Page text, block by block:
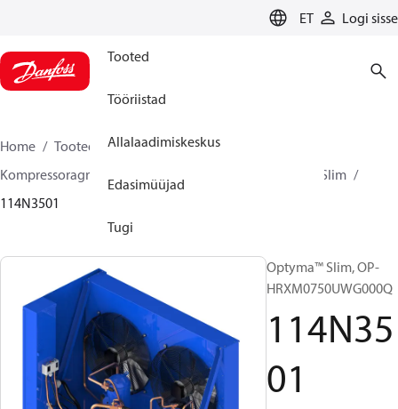
ET Logi sisse
Tooted
Tööriistad
Allalaadimiskeskus
Edasimüüjad
Tugi
Home Tooted
Climate Solutions for cooling
Kompressoragregaadid
Optyma™ Slim
114N3501
Optyma™ Slim, OP-
HRXM0750UWG000Q
114N35
01